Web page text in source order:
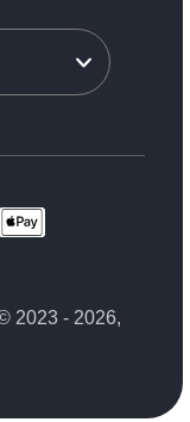
2023 - 2026,